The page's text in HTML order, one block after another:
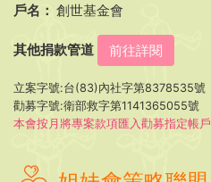
戶名： 創世基金會
其他捐款管道 前往詳閱
立案字號:台(83)內社字第8378535號
勸募字號:衛部救字第1141365055號
本會按月將專案款項匯入勸募指定帳戶